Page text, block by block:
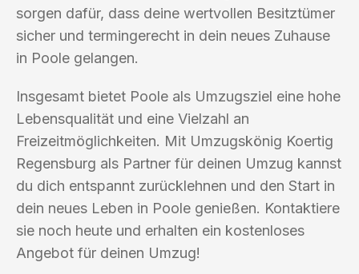
sorgen dafür, dass deine wertvollen Besitztümer
sicher und termingerecht in dein neues Zuhause
in Poole gelangen.
Insgesamt bietet Poole als Umzugsziel eine hohe
Lebensqualität und eine Vielzahl an
Freizeitmöglichkeiten. Mit Umzugskönig Koertig
Regensburg als Partner für deinen Umzug kannst
du dich entspannt zurücklehnen und den Start in
dein neues Leben in Poole genießen. Kontaktiere
sie noch heute und erhalten ein kostenloses
Angebot für deinen Umzug!